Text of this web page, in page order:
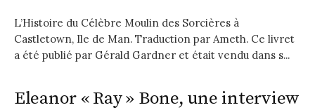
L’Histoire du Célèbre Moulin des Sorcières à
Castletown, Ile de Man. Traduction par Ameth. Ce livret
a été publié par Gérald Gardner et était vendu dans s...
Eleanor « Ray » Bone, une interview